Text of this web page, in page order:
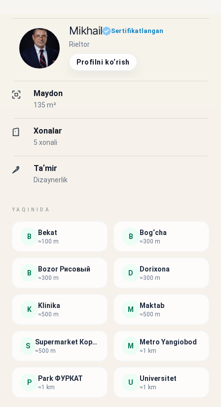
Mikhail Sertifikatlangan
Rieltor
Profilni ko‘rish
Maydon
135 m²
Xonalar
5 xonali
Taʼmir
Dizaynerlik
YAQINIDA
B Bekat
≈100 m
B Bog‘cha
≈300 m
B Bozor Рисовый
≈300 m
D Dorixona
≈300 m
K Klinika
≈500 m
M Maktab
≈500 m
S Supermarket Корзинка
≈500 m
M Metro Yangiobod
≈1 km
P Park ФУРКАТ
≈1 km
U Universitet
≈1 km